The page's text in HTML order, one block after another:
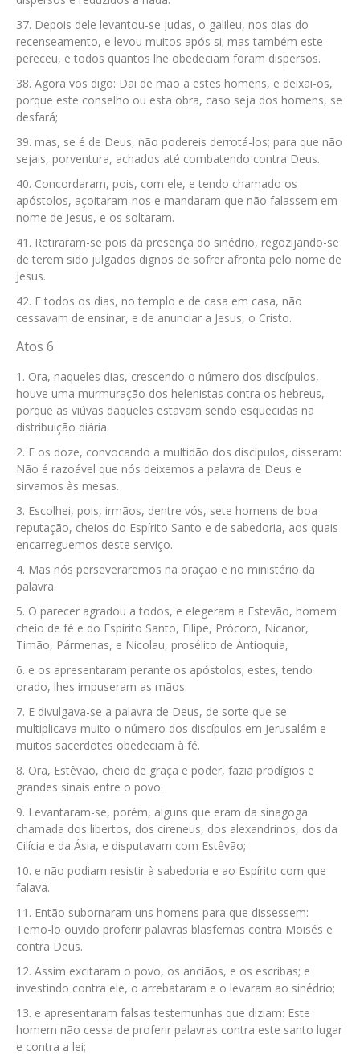
Depois dele levantou-se Judas, o galileu, nos dias do
recenseamento, e levou muitos após si; mas também este
pereceu, e todos quantos lhe obedeciam foram dispersos.
Agora vos digo: Dai de mão a estes homens, e deixai-os,
porque este conselho ou esta obra, caso seja dos homens, se
desfará;
mas, se é de Deus, não podereis derrotá-los; para que não
sejais, porventura, achados até combatendo contra Deus.
Concordaram, pois, com ele, e tendo chamado os
apóstolos, açoitaram-nos e mandaram que não falassem em
nome de Jesus, e os soltaram.
Retiraram-se pois da presença do sinédrio, regozijando-se
de terem sido julgados dignos de sofrer afronta pelo nome de
Jesus.
E todos os dias, no templo e de casa em casa, não
cessavam de ensinar, e de anunciar a Jesus, o Cristo.
Atos 6
Ora, naqueles dias, crescendo o número dos discípulos,
houve uma murmuração dos helenistas contra os hebreus,
porque as viúvas daqueles estavam sendo esquecidas na
distribuição diária.
E os doze, convocando a multidão dos discípulos, disseram:
Não é razoável que nós deixemos a palavra de Deus e
sirvamos às mesas.
Escolhei, pois, irmãos, dentre vós, sete homens de boa
reputação, cheios do Espírito Santo e de sabedoria, aos quais
encarreguemos deste serviço.
Mas nós perseveraremos na oração e no ministério da
palavra.
O parecer agradou a todos, e elegeram a Estevão, homem
cheio de fé e do Espírito Santo, Filipe, Prócoro, Nicanor,
Timão, Pármenas, e Nicolau, prosélito de Antioquia,
e os apresentaram perante os apóstolos; estes, tendo
orado, lhes impuseram as mãos.
E divulgava-se a palavra de Deus, de sorte que se
multiplicava muito o número dos discípulos em Jerusalém e
muitos sacerdotes obedeciam à fé.
Ora, Estêvão, cheio de graça e poder, fazia prodígios e
grandes sinais entre o povo.
Levantaram-se, porém, alguns que eram da sinagoga
chamada dos libertos, dos cireneus, dos alexandrinos, dos da
Cilícia e da Ásia, e disputavam com Estêvão;
e não podiam resistir à sabedoria e ao Espírito com que
falava.
Então subornaram uns homens para que dissessem:
Temo-lo ouvido proferir palavras blasfemas contra Moisés e
contra Deus.
Assim excitaram o povo, os anciãos, e os escribas; e
investindo contra ele, o arrebataram e o levaram ao sinédrio;
e apresentaram falsas testemunhas que diziam: Este
homem não cessa de proferir palavras contra este santo lugar
e contra a lei;